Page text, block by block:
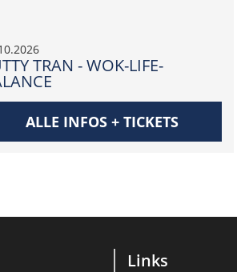
TRAN - WOK-LIFE-
ALLE INFOS + TICKETS
Links